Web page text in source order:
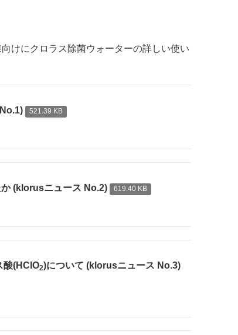
けにクロラス除菌ウォーターの詳しい使い
521.39 KB
(klorusニュース No.2) 619.40 KB
酸(HClO2)について (klorusニュース No.3)